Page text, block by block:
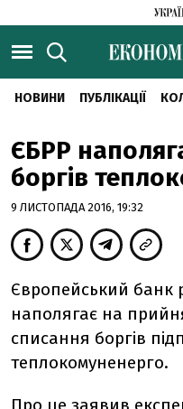
НОВИНИ ПУБЛІКАЦІЇ
ЄБРР
боргів
9 ЛИСТОПАДА 2016, 19:32
Європейський банк
наполягає на
списання боргів
теплокомуненерго.